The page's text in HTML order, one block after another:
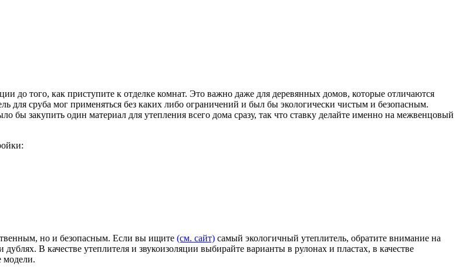
до того, как приступите к отделке комнат. Это важно даже для деревянных домов, которые отличаются
для сруба мог применяться без каких либо ограничений и был бы экологически чистым и безопасным.
закупить один материал для утепления всего дома сразу, так что ставку делайте именно на межвенцовый
но и безопасным. Если вы ищите (см. сайт) самый экологичный утеплитель, обратите внимание на
В качестве утеплителя и звукоизоляции выбирайте варианты в рулонах и пластах, в качестве
модели.